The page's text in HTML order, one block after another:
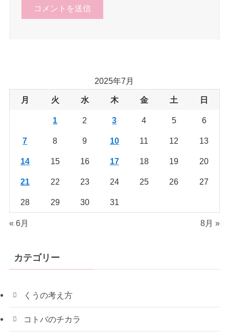
2025年7月
月 火 水 木 金 土 日
1 2 3 4 5 6
7 8 9 10 11 12 13
14 15 16 17 18 19 20
21 22 23 24 25 26 27
28 29 30 31
« 6月 8月 »
カテゴリー
くうの考え方
コトバのチカラ